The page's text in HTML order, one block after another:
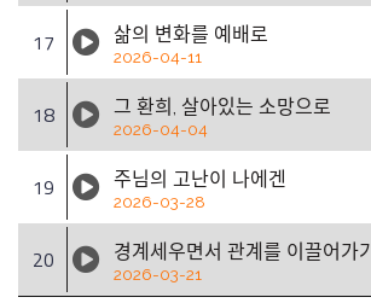
17 삶의 변화를 예배로
2026-04-11
18 그 환희, 살아있는 소망으로
2026-04-04
19 주님의 고난이 나에겐
2026-03-28
20 경계세우면서 관계를 이끌어가기
2026-03-21